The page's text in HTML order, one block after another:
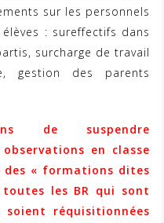
sur les personnels
: sureffectifs dans
surcharge de travail
gestion des parents
de suspendre
en classe
des « formations dites
les BR qui sont
réquisitionnées